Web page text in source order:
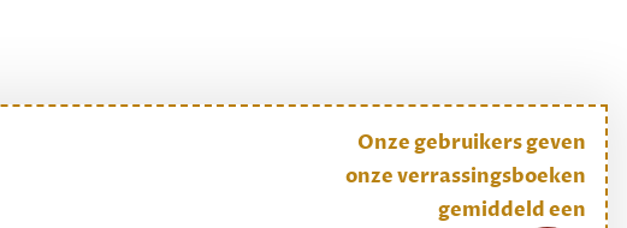
Onze gebruikers geven
onze verrassingsboeken
gemiddeld een